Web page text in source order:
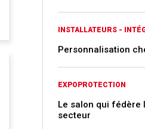
INSTALLATEURS -
Personnalisation
EXPOPROTECTION
Le salon qui fédère
secteur